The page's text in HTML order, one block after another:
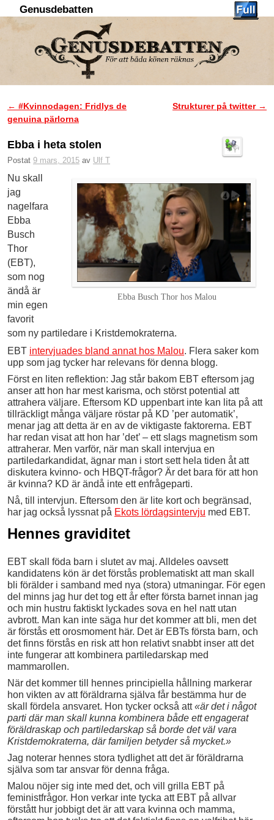
Genusdebatten
Inläggsnavigering
← #Kvinnodagen: Fridlys de
genuina pärlorna
Strukturer på twitter →
Ebba i heta stolen
Postat 9 mars, 2015 av Ulf T
Ebba Busch Thor hos Malou
Nu skall
jag
nagelfara
Ebba
Busch
Thor
(EBT),
som nog
ändå är
min egen
favorit
som ny partiledare i Kristdemokraterna.
EBT intervjuades bland annat hos Malou. Flera saker kom
upp som jag tycker har relevans för denna blogg.
Först en liten reflektion: Jag står bakom EBT eftersom jag
anser att hon har mest karisma, och störst potential att
attrahera väljare. Eftersom KD uppenbart inte kan lita på att
tillräckligt många väljare röstar på KD ’per automatik’,
menar jag att detta är en av de viktigaste faktorerna. EBT
har redan visat att hon har ’det’ – ett slags magnetism som
attraherar. Men varför, när man skall intervjua en
partiledarkandidat, ägnar man i stort sett hela tiden åt att
diskutera kvinno- och HBQT-frågor? Är det bara för att hon
är kvinna? KD är ändå inte ett enfrågeparti.
Nå, till intervjun. Eftersom den är lite kort och begränsad,
har jag också lyssnat på Ekots lördagsintervju med EBT.
Hennes graviditet
EBT skall föda barn i slutet av maj. Alldeles oavsett
kandidatens kön är det förstås problematiskt att man skall
bli förälder i samband med nya (stora) utmaningar. För egen
del minns jag hur det tog ett år efter första barnet innan jag
och min hustru faktiskt lyckades sova en hel natt utan
avbrott. Man kan inte säga hur det kommer att bli, men det
är förstås ett orosmoment här. Det är EBTs första barn, och
det finns förstås en risk att hon relativt snabbt inser att det
inte fungerar att kombinera partiledarskap med
mammarollen.
När det kommer till hennes principiella hållning markerar
hon vikten av att föräldrarna själva får bestämma hur de
skall fördela ansvaret. Hon tycker också att«är det i något
parti där man skall kunna kombinera både ett engagerat
föräldraskap och partiledarskap så borde det väl vara
Kristdemokraterna, där familjen betyder så mycket.»
Jag noterar hennes stora tydlighet att det är föräldrarna
själva som tar ansvar för denna fråga.
Malou nöjer sig inte med det, och vill grilla EBT på
feministfrågor. Hon verkar inte tycka att EBT på allvar
förstått hur jobbigt det är att vara kvinna och mamma,